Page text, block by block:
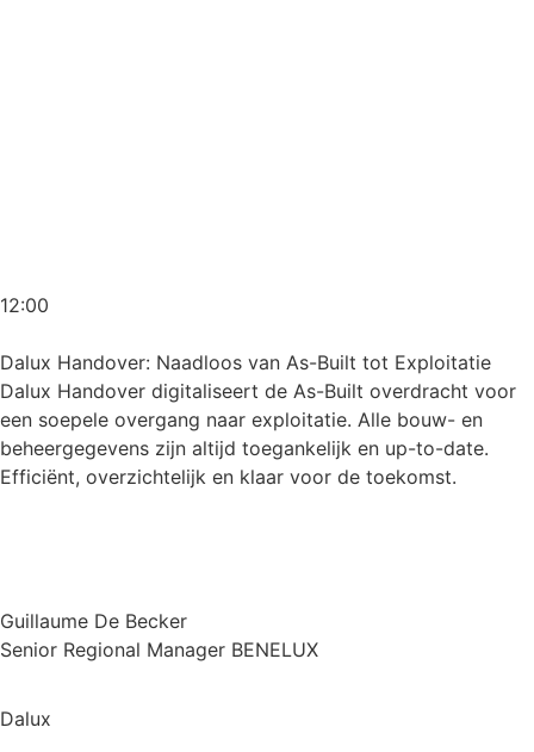
12:00
Dalux Handover: Naadloos van As-Built tot Exploitatie
Dalux Handover digitaliseert de As-Built overdracht voor
een soepele overgang naar exploitatie. Alle bouw- en
beheergegevens zijn altijd toegankelijk en up-to-date.
Efficiënt, overzichtelijk en klaar voor de toekomst.
Guillaume De Becker
Senior Regional Manager BENELUX
Dalux